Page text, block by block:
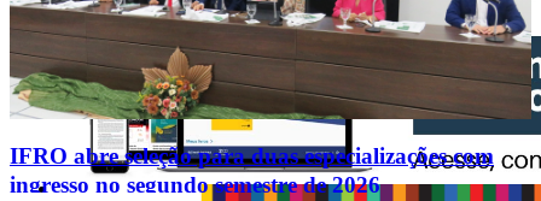
IFRO abre seleção para duas especializações com
ingresso no segundo semestre de 2026